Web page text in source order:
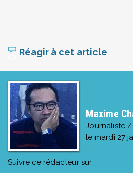
Réagir à cet article
Maxime
Journaliste
le mardi 27
Suivre ce rédacteur sur